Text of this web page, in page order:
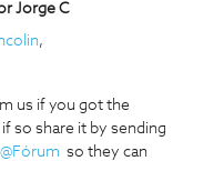
Jorge C
,
us if you got the
so share it by sending
@Fórum so they can